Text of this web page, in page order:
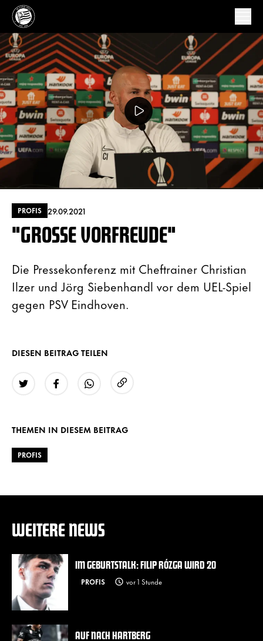
PROFIS 29.09.2021
"GROSSE VORFREUDE"
Die Pressekonferenz mit Cheftrainer Christian
Ilzer und Jörg Siebenhandl vor dem UEL-Spiel
gegen PSV Eindhoven.
DIESEN BEITRAG TEILEN
THEMEN IN DIESEM BEITRAG
PROFIS
WEITERE NEWS
IM GEBURTSTALK: FILIP RÓZGA WIRD 20
PROFIS vor 1 Stunde
AUF NACH HARTBERG